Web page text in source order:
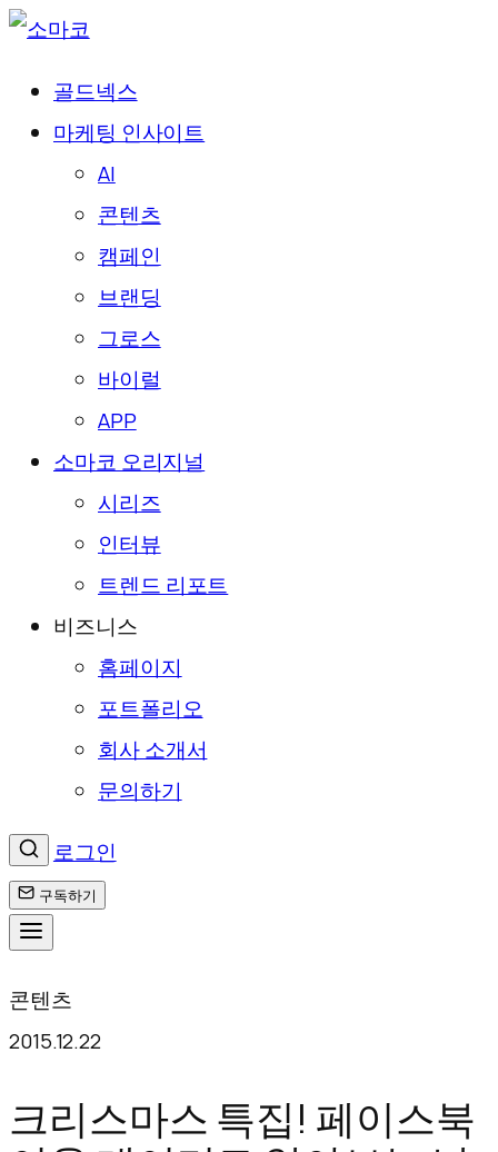
골드넥스
마케팅 인사이트
AI
콘텐츠
캠페인
브랜딩
그로스
바이럴
APP
소마코 오리지널
시리즈
인터뷰
트렌드 리포트
비즈니스
홈페이지
포트폴리오
회사 소개서
문의하기
로그인
구독하기
텐
츠
로
바
콘텐츠
2015.12.22
크리스마스 특집! 페이스북